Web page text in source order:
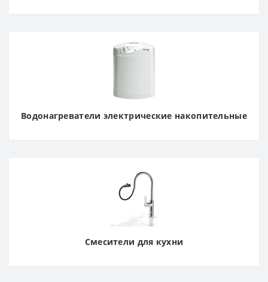
Водонагреватели электрические накопительные
Смесители для кухни